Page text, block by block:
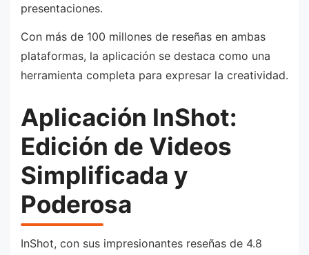
presentaciones.
Con más de 100 millones de reseñas en ambas
plataformas, la aplicación se destaca como una
herramienta completa para expresar la creatividad.
Aplicación InShot:
Edición de Videos
Simplificada y
Poderosa
InShot, con sus impresionantes reseñas de 4.8